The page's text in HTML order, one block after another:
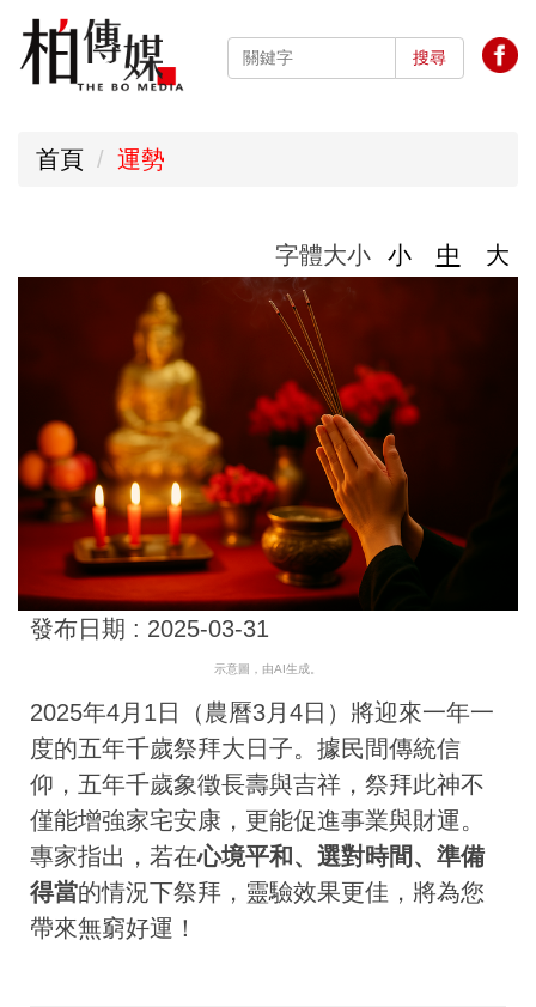
跳
到
搜尋
首頁 運勢
字體大小 小 中 大
發布日期 : 2025-03-31
示意圖，由AI生成。
2025年4月1日（農曆3月4日）將迎來一年一
度的五年千歲祭拜大日子。據民間傳統信
仰，五年千歲象徵長壽與吉祥，祭拜此神不
僅能增強家宅安康，更能促進事業與財運。
專家指出，若在心境平和、選對時間、準備
得當的情況下祭拜，靈驗效果更佳，將為您
帶來無窮好運！